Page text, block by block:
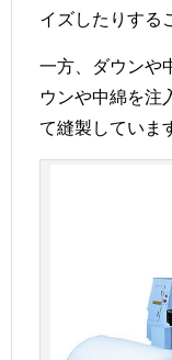
イズしたりする
一方、ダウンや
ウンや中綿を注
て縫製していま